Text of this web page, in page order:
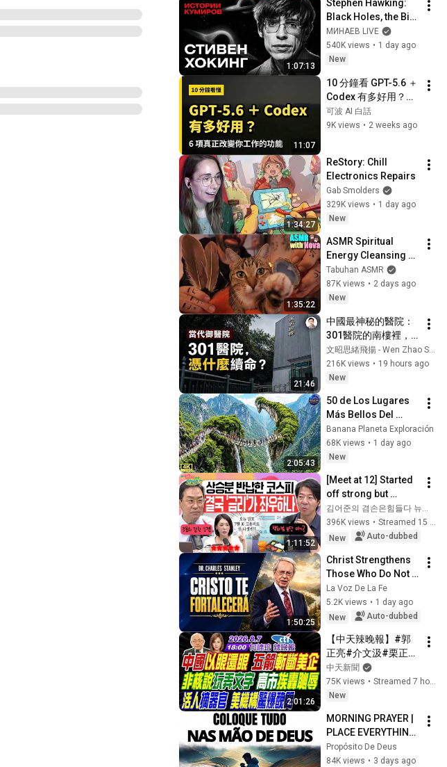
光源？拍照最強的手機是哪
支？小米液態鏡頭效果好
嗎？丨T客播
174
樂器種類有哪些？電子樂器
學習和傳統樂器有何不同？
現在很流行的電吹管是什
麼？電子薩克斯風為何音色
表現得更好？… 非比藝術為
你解惑電子樂器的基礎知識
T客邦影新聞
175
【2021電動機車推薦】電動
機車 3 大陣營 Gogoro、光
陽、中華該選誰？電動機車
和燃油車相比馬力表現如
何？電動機車的月租費(資費)
和油錢差異是多少？關於電
T客邦影新聞
176
CPU散熱一次搞懂！CPU散
熱有哪些種類？水冷與空冷
有何不同？為什麼現在買
CPU不附風扇了？ft. 微星科
技
177
【2021電視推薦】如何挑選
液晶電視？一次搞懂關於液
晶電視的各種規格，以及新
增的「電影製作者模式」
T客邦影新聞
178
擁有超過130顆硬碟的男人，
教你資料終極備份術丨T客播
T客邦影新聞
179
哪個加密貨幣是可靠的？還
有什麼領域適合使用區塊鏈
技術？丨T客播
T客邦影新聞
180
阿卡貝拉不只是你從《歌喉
讚》看到的那樣！台灣的阿
卡貝拉拿過多次世界冠軍丨T
客播
T客邦影新聞
181
看見太空商機！台灣也可以
將骨灰送上太空做太空葬？
丨T客播
T客邦影新聞
182
智慧手錶真的精準嗎？從生
理資料看健康丨T客播
T客邦影新聞
183
電子書逐漸普及，有聲書是
下一個藍海？丨T客播
T客邦影新聞
184
全盲怎麼傳line？盲友跟你我
一樣都會滑手機，全盲演奏
家張林峯平還會用MAC編曲
丨T客播
T客邦影新聞
185
為什麼機械鍵盤比較貴？跟
薄膜鍵盤有什麼不一樣？
Cherry軸、青軸、茶軸、紅
軸、黑軸...這些軸體差異在
哪？丨T客播
T客邦影新聞
186
配眼鏡度數到底要不要配
足？眼鏡盒裡的眼鏡布不是
拿來擦的丨T客播
T客邦影新聞
187
什麼是神秘客(秘密客)？神秘
客(秘密客)證照怎麼考？神秘
客(秘密客)薪水好嗎？丨T客
播
T客邦影新聞
188
從新遊戲做回舊遊戲，不同
世代的遊戲玩家哪裡不同？
丨T客播
T客邦影新聞
189
無法忍受Google 小姐的聲音
嗎？來看看現在TTS的發展丨
T客播
T客邦影新聞
1:07:13
Stephen Hawking:
Black Holes, the Big
Bang, and the End of
the Universe / Idol
Stories / MINAEV
МИНАЕВ LIVE
540K views • 1 day ago
New
11:07
10 分鐘看 GPT-5.6 ＋
Codex 有多好用？盤
點 6 項真正改變你工
作方式的功能，一次
可波 AI 白話
9K views • 2 weeks ago
1:34:27
ReStory: Chill
Electronics Repairs
Gab Smolders
329K views • 1 day ago
New
1:35:22
ASMR Spiritual
Energy Cleansing
with My Cat 🐾
Purring & Reiki for
Sleep & Stress
Tabuhan ASMR
87K views • 2 days ago
New
21:46
中國最神秘的醫院：
301醫院的南樓裡，
權力如何獲得另一套
生命規則？【文昭思
緒飛揚563】
文昭思緒飛揚 - Wen Zhao Studio
216K views • 19 hours ago
New
2:05:43
50 de Los Lugares
Más Bellos Del
Planeta Que
Sorprendieron al
Mundo |
Banana Planeta Exploración
68K views • 1 day ago
New
1:11:52
[Meet at 12] Started
off strong but
'stalled'.. Exhausted
by the extreme
market difficulty,
김어준의 겸손은힘들다 뉴스공장
396K views •
Streamed 15 hours ago
New
Auto-dubbed
1:50:25
Christ Strengthens
Those Who Do Not
Stop Believing |
Christian Motivation
CharlesStanley
La Voz De La Fe
5.2K views • 1 day ago
New
Auto-dubbed
2:01:26
【中天辣晚報】#郭
正亮#介文汲#栗正
傑!中國以眼還眼 五箭
斬斷美企!非核說玩弄
文字 高市挨轟恥辱!活
醜聞!| 何橞瑢辣晚報
20260807完整版@中
天新聞CtiNews
中天新聞
75K views •
Streamed 7 hours ago
New
MORNING PRAYER |
PLACE EVERYTHING
IN GOD'S HANDS
AND REST
Propósito De Deus
84K views • 3 days ago